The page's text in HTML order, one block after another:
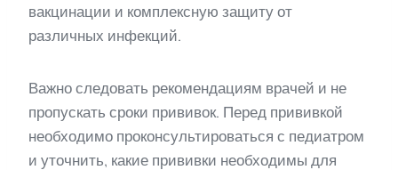
вакцинации и комплексную защиту от
различных инфекций.
Важно следовать рекомендациям врачей и не
пропускать сроки прививок. Перед прививкой
необходимо проконсультироваться с педиатром
и уточнить, какие прививки необходимы для